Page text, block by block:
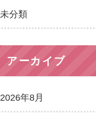
未分類
アーカイブ
2026年8月